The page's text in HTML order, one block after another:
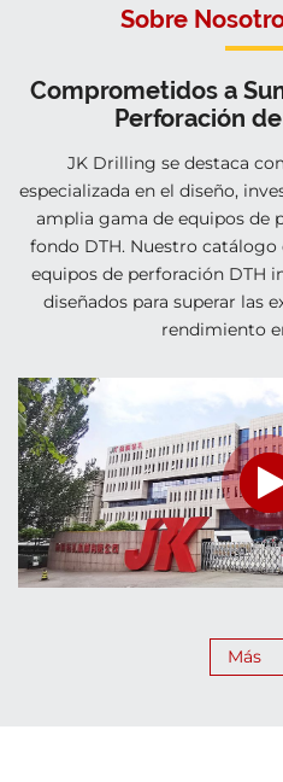
Sobre
Comprometidos a
Perforación
JK Drilling se destaca
especializada en el diseño,
amplia gama de equipos de
fondo DTH. Nuestro
equipos de perforación DTH
diseñados para superar las
rendimiento
Más